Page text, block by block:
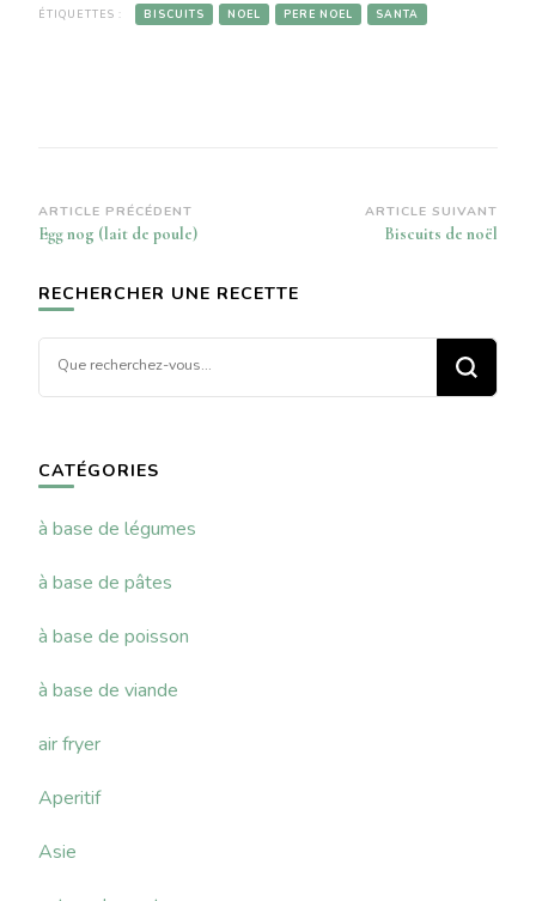
ÉTIQUETTES : BISCUITS NOEL PERE NOEL SANTA
Navigation
d’article
ARTICLE PRÉCÉDENT
Egg nog (lait de poule)
ARTICLE SUIVANT
Biscuits de noël
RECHERCHER UNE RECETTE
CATÉGORIES
à base de légumes
à base de pâtes
à base de poisson
à base de viande
air fryer
Aperitif
Asie